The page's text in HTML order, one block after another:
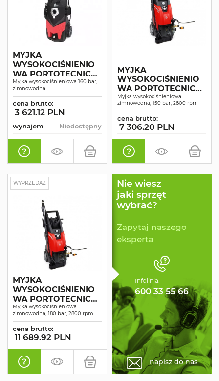
MYJKA
WYSOKOCIŚNIENIO
WA PORTOTECNICA
G159-CP
Myjka wysokociśnieniowa 160 bar,
zimnowodna
cena brutto:
3 621.12 PLN
wynajem Niedostępny
MYJKA
WYSOKOCIŚNIENIO
WA PORTOTECNICA
G-POWER-C PLUS
PI1509P M
Myjka wysokociśnieniowa
zimnowodna, 150 bar, 2800 rpm
cena brutto:
7 306.20 PLN
WYPRZEDAŻ
MYJKA
WYSOKOCIŚNIENIO
WA PORTOTECNICA
G-POWER-C PLUS
PI1813P T
Myjka wysokociśnieniowa
zimnowodna, 180 bar, 2800 rpm
cena brutto:
11 689.92 PLN
Nie wiesz
jaki sprzęt
wybrać?
Zapytaj naszego
eksperta
Infolinia:
600 33 55 66
napisz do nas